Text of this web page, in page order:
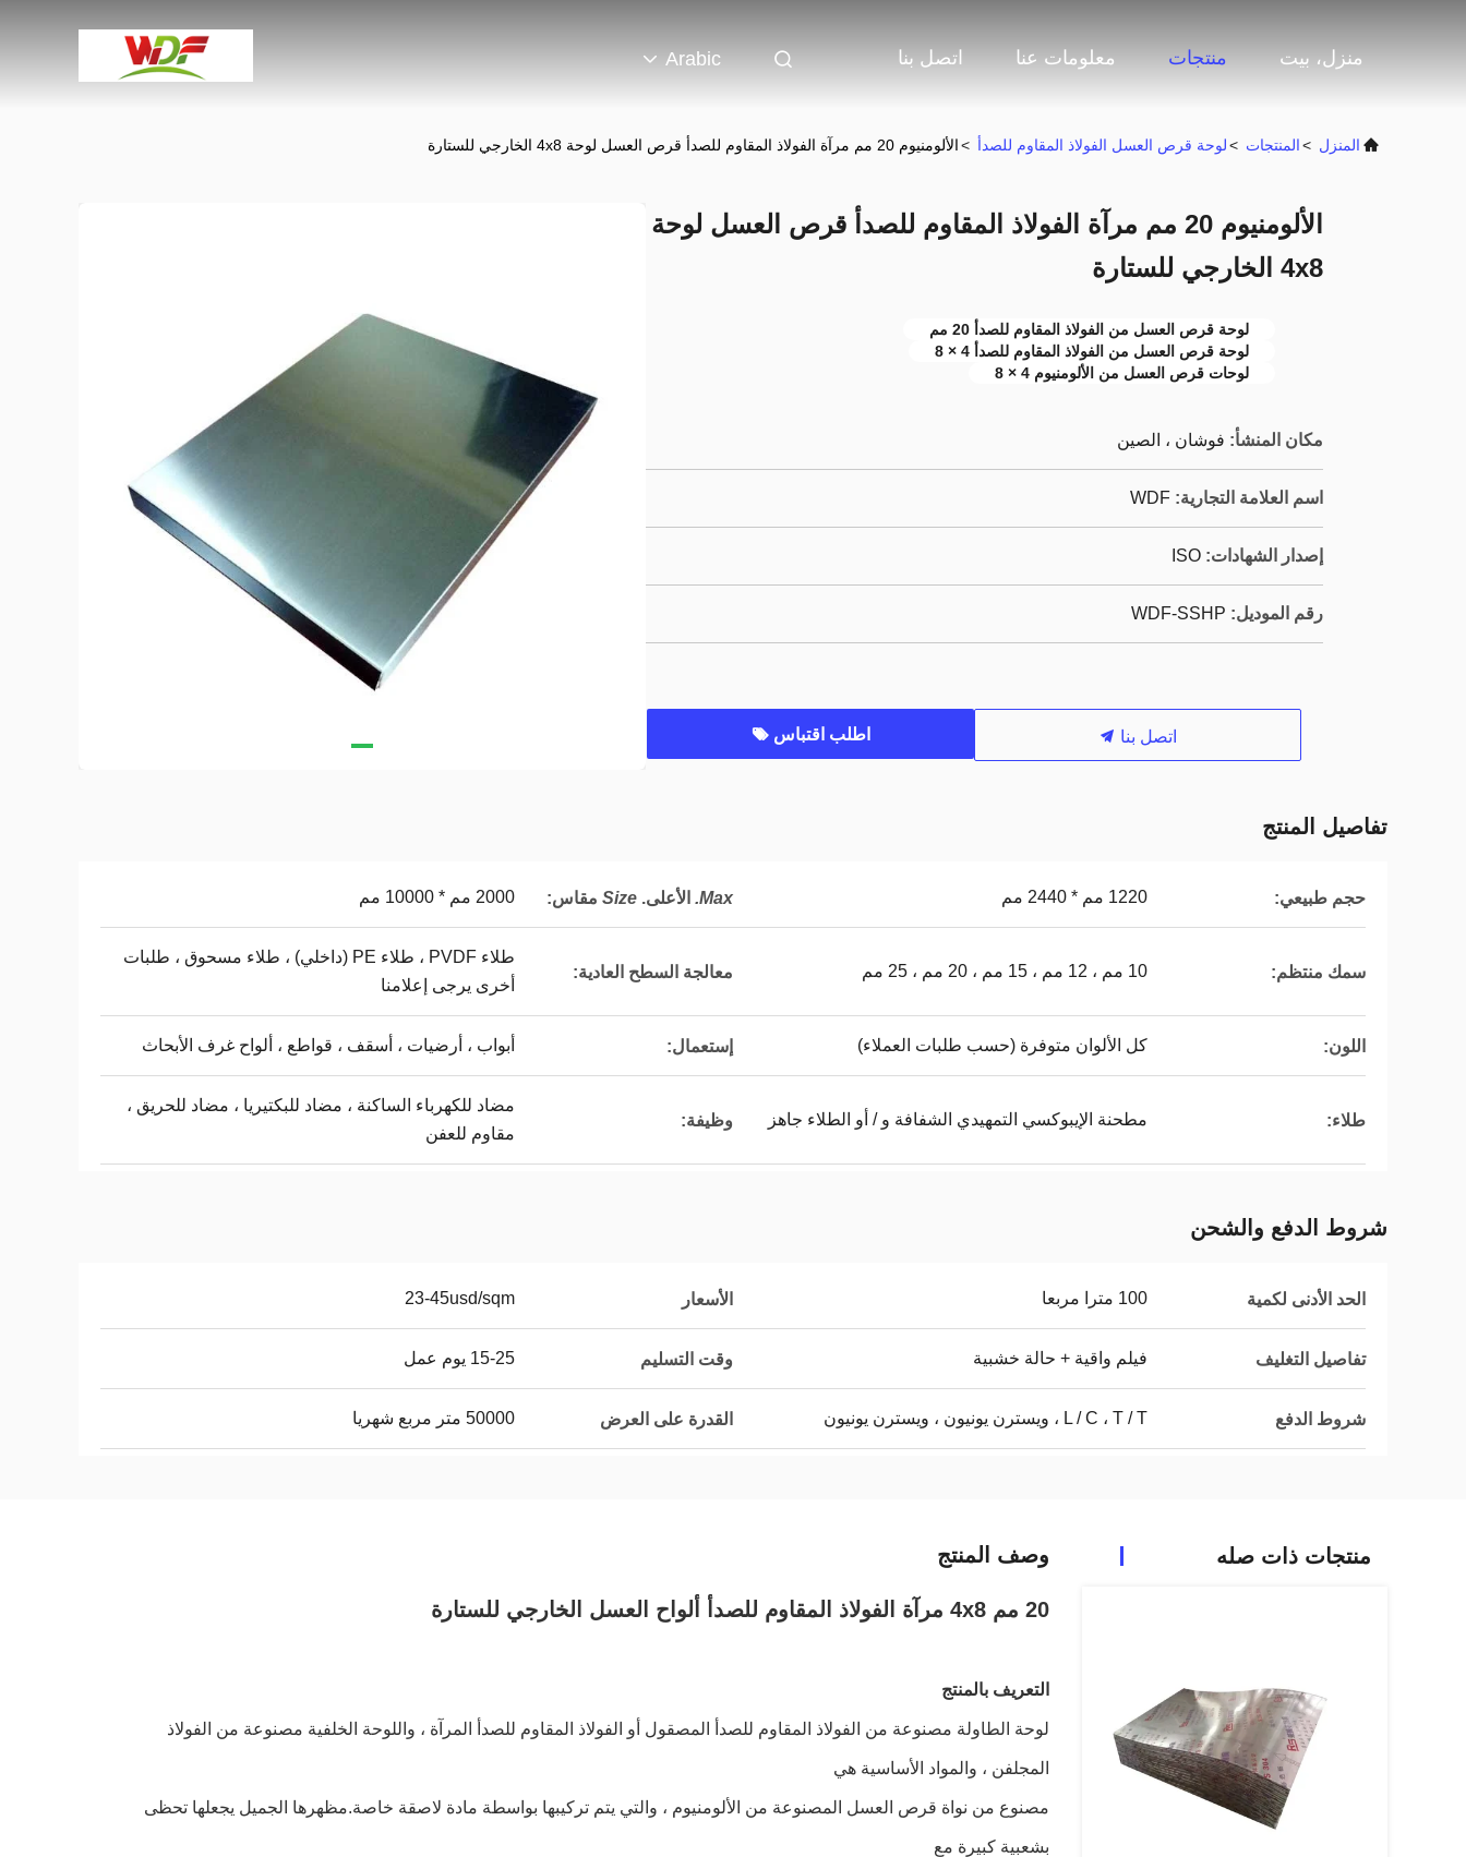
منزل، بيت منتجات معلومات عنا اتصل بنا Arabic
المنزل >المنتجات >لوحة قرص العسل الفولاذ المقاوم للصدأ >الألومنيوم 20 مم مرآة الفولاذ المقاوم للصدأ قرص العسل لوحة 4x8 الخارجي للستارة
الألومنيوم 20 مم مرآة الفولاذ المقاوم للصدأ قرص العسل لوحة
4x8 الخارجي للستارة
لوحة قرص العسل من الفولاذ المقاوم للصدأ 20 مم
لوحة قرص العسل من الفولاذ المقاوم للصدأ 4 × 8
لوحات قرص العسل من الألومنيوم 4 × 8
مكان المنشأ: فوشان ، الصين
اسم العلامة التجارية: WDF
إصدار الشهادات: ISO
رقم الموديل: WDF-SSHP
اتصل بنا اطلب اقتباس
تفاصيل المنتج
حجم طبيعي: 1220 مم * 2440 مم Max. الأعلى. Size مقاس: 2000 مم * 10000 مم
سمك منتظم: 10 مم ، 12 مم ، 15 مم ، 20 مم ، 25 مم معالجة السطح العادية:
طلاء PVDF ، طلاء PE (داخلي) ، طلاء مسحوق ، طلبات
أخرى يرجى إعلامنا
اللون: كل الألوان متوفرة (حسب طلبات العملاء) إستعمال: أبواب ، أرضيات ، أسقف ، قواطع ، ألواح غرف الأبحاث
طلاء: مطحنة الإيبوكسي التمهيدي الشفافة و / أو الطلاء جاهز وظيفة:
مضاد للكهرباء الساكنة ، مضاد للبكتيريا ، مضاد للحريق ،
مقاوم للعفن
شروط الدفع والشحن
الحد الأدنى لكمية 100 مترا مربعا الأسعار 23-45usd/sqm
تفاصيل التغليف فيلم واقية + حالة خشبية وقت التسليم 15-25 يوم عمل
شروط الدفع L / C ، T / T ، ويسترن يونيون ، ويسترن يونيون القدرة على العرض 50000 متر مربع شهريا
منتجات ذات صله وصف المنتج
20 مم 4x8 مرآة الفولاذ المقاوم للصدأ ألواح العسل الخارجي للستارة
التعريف بالمنتج
لوحة الطاولة مصنوعة من الفولاذ المقاوم للصدأ المصقول أو الفولاذ المقاوم للصدأ المرآة ، واللوحة الخلفية مصنوعة من الفولاذ
المجلفن ، والمواد الأساسية هي
مصنوع من نواة قرص العسل المصنوعة من الألومنيوم ، والتي يتم تركيبها بواسطة مادة لاصقة خاصة.مظهرها الجميل يجعلها تحظى
بشعبية كبيرة مع